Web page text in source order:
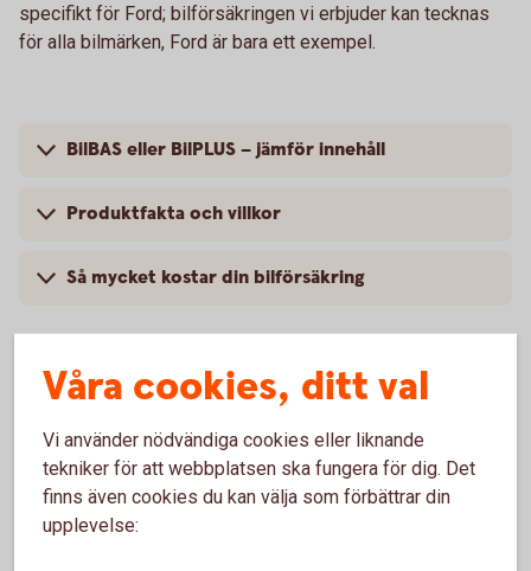
specifikt för Ford; bilförsäkringen vi erbjuder kan tecknas
för alla bilmärken, Ford är bara ett exempel.
BilBAS eller BilPLUS – jämför innehåll
Produktfakta och villkor
Så mycket kostar din bilförsäkring
Vanliga frågor om att försäkra Ford
Trafik, hel och halv – vad är det för skillnad på
försäkringarna?
Våra cookies, ditt val
Vi använder nödvändiga cookies eller liknande
tekniker för att webbplatsen ska fungera för dig. Det
finns även cookies du kan välja som förbättrar din
upplevelse: